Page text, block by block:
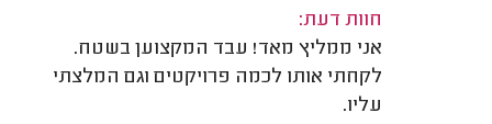
חוות דעת:
אני ממליץ מאד! עבד המקצוען בשטח.
לקחתי אותו לכמה פרויקטים וגם המלצתי
עליו.